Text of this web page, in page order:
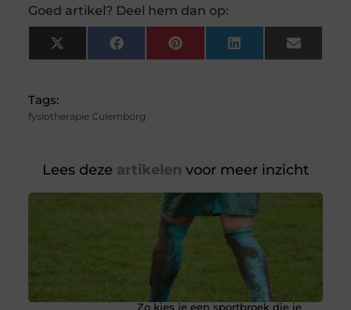
Goed artikel? Deel hem dan op:
X
(Twitter)
FacebookPinterest LinkedIn Email
Tags:
fysiotherapie Culemborg
Lees deze artikelen voor meer inzicht
Zo kies je een sportbroek die je